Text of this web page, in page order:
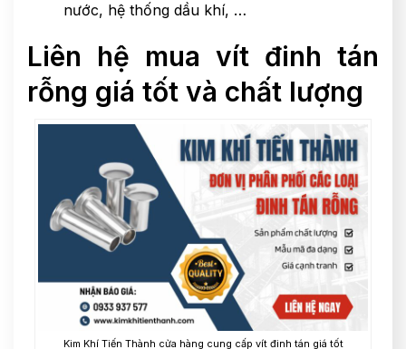
nước, hệ thống dầu khí, …
Liên hệ mua vít đinh tán
rỗng giá tốt và chất lượng
Kim Khí Tiến Thành cửa hàng cung cấp vít đinh tán giá tốt